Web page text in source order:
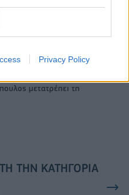
Privacy Policy
μετατρέπει τη
ΤΗΝ ΚΑΤΗΓΟΡΊΑ